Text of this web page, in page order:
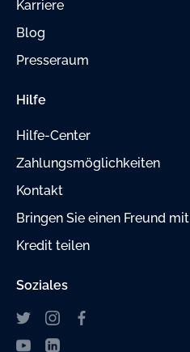
Karriere
Blog
Presseraum
Hilfe
Hilfe-Center
Zahlungsmöglichkeiten
Kontakt
Bringen Sie einen Freund mit
Kredit teilen
Soziales